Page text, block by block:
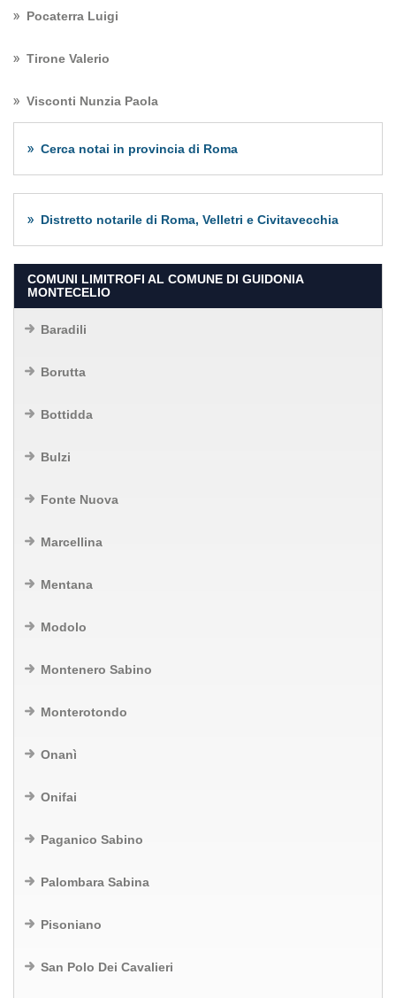
Pocaterra Luigi
Tirone Valerio
Visconti Nunzia Paola
Cerca notai in provincia di Roma
Distretto notarile di Roma, Velletri e Civitavecchia
COMUNI LIMITROFI AL COMUNE DI GUIDONIA
MONTECELIO
Baradili
Borutta
Bottidda
Bulzi
Fonte Nuova
Marcellina
Mentana
Modolo
Montenero Sabino
Monterotondo
Onanì
Onifai
Paganico Sabino
Palombara Sabina
Pisoniano
San Polo Dei Cavalieri